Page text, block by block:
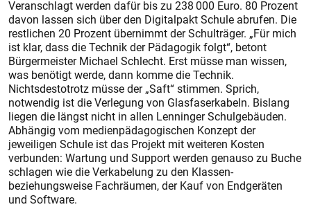
Veranschlagt werden dafür bis zu 238 000 Euro. 80 Prozent
davon lassen sich über den Digitalpakt Schule abrufen. Die
restlichen 20 Prozent übernimmt der Schulträger. „Für mich
ist klar, dass die Technik der Pädagogik folgt“, betont
Bürgermeister Michael Schlecht. Erst müsse man wissen,
was benötigt werde, dann komme die Technik.
Nichtsdestotrotz müsse der „Saft“ stimmen. Sprich,
notwendig ist die Verlegung von Glasfaserkabeln. Bislang
liegen die längst nicht in allen Lenninger Schulgebäuden.
Abhängig vom medienpädagogischen Konzept der
jeweiligen Schule ist das Projekt mit weiteren Kosten
verbunden: Wartung und Support werden genauso zu Buche
schlagen wie die Verkabelung zu den Klassen-
beziehungsweise Fachräumen, der Kauf von Endgeräten
und Software.